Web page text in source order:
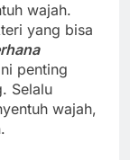
wajah.
yang bisa
penting
Selalu
wajah,